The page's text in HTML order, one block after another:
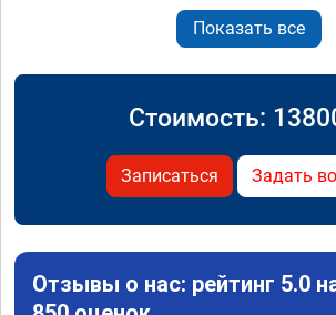
Показать все
Стоимость:
Записаться Задать
Отзывы о нас: рейтинг 5.0